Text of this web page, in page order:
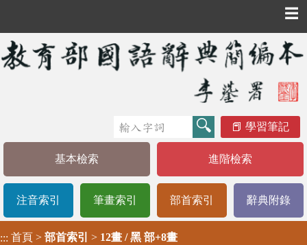
☰
學習筆記
基本檢索 進階檢索
注音索引 筆畫索引 部首索引 辭典附錄
::: 首頁 > 部首索引 > 12畫 / 黑 部+8畫